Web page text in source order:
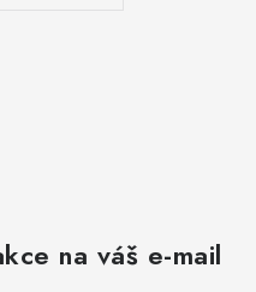
na váš e-mail